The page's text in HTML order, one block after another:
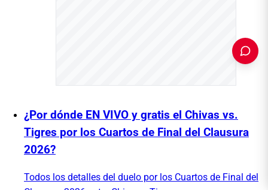
¿Por dónde EN VIVO y gratis el Chivas vs.
Tigres por los Cuartos de Final del Clausura
2026?
Todos los detalles del duelo por los Cuartos de Final del